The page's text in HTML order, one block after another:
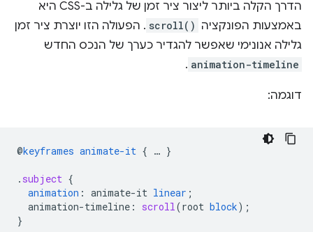
הדרך הקלה ביותר ליצור ציר זמן של גלילה ב-CSS היא
באמצעות הפונקציה scroll() . הפעולה הזו יוצרת ציר זמן
גלילה אנונימי שאפשר להגדיר כערך של הנכס החדש
animation-timeline
.
דוגמה:
@keyframes animate-it { … }
. subject {
animation : animate-it linear ;
animation-timeline : scroll(root block);
}